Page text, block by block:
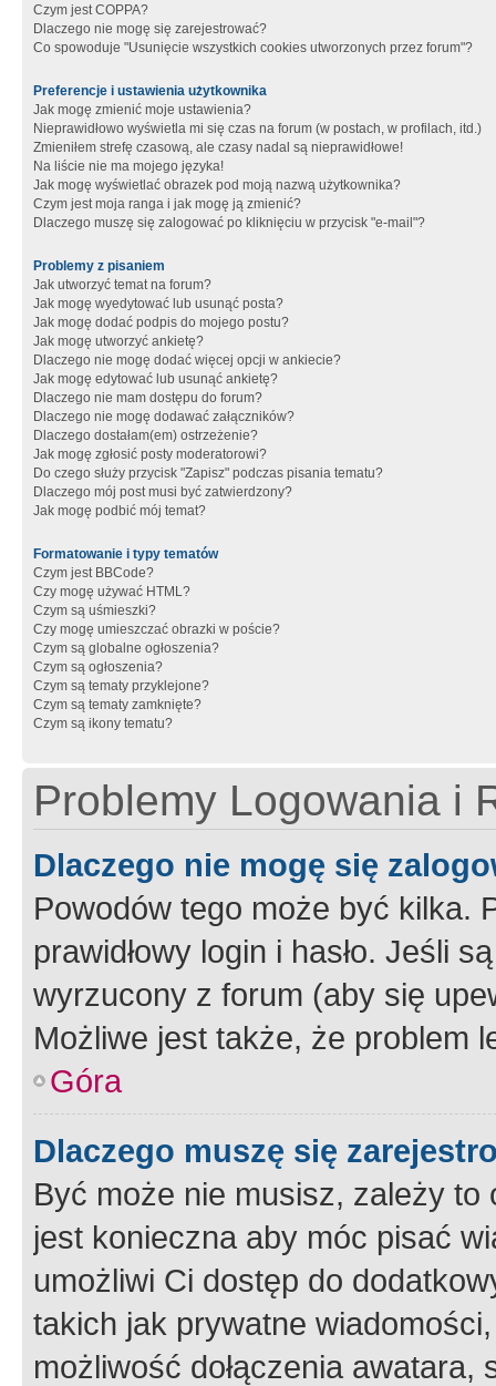
Czym jest COPPA?
Dlaczego nie mogę się zarejestrować?
Co spowoduje "Usunięcie wszystkich cookies utworzonych przez forum"?
Preferencje i ustawienia użytkownika
Jak mogę zmienić moje ustawienia?
Nieprawidłowo wyświetla mi się czas na forum (w postach, w profilach, itd.)
Zmieniłem strefę czasową, ale czasy nadal są nieprawidłowe!
Na liście nie ma mojego języka!
Jak mogę wyświetlać obrazek pod moją nazwą użytkownika?
Czym jest moja ranga i jak mogę ją zmienić?
Dlaczego muszę się zalogować po kliknięciu w przycisk "e-mail"?
Problemy z pisaniem
Jak utworzyć temat na forum?
Jak mogę wyedytować lub usunąć posta?
Jak mogę dodać podpis do mojego postu?
Jak mogę utworzyć ankietę?
Dlaczego nie mogę dodać więcej opcji w ankiecie?
Jak mogę edytować lub usunąć ankietę?
Dlaczego nie mam dostępu do forum?
Dlaczego nie mogę dodawać załączników?
Dlaczego dostałam(em) ostrzeżenie?
Jak mogę zgłosić posty moderatorowi?
Do czego służy przycisk "Zapisz" podczas pisania tematu?
Dlaczego mój post musi być zatwierdzony?
Jak mogę podbić mój temat?
Formatowanie i typy tematów
Czym jest BBCode?
Czy mogę używać HTML?
Czym są uśmieszki?
Czy mogę umieszczać obrazki w poście?
Czym są globalne ogłoszenia?
Czym są ogłoszenia?
Czym są tematy przyklejone?
Czym są tematy zamknięte?
Czym są ikony tematu?
Problemy Logowania i
Dlaczego nie mogę się
Powodów tego może być kilka.
prawidłowy login i hasło. Jeśli
wyrzucony z forum (aby się
Możliwe jest także, że problem
Góra
Dlaczego muszę się
Być może nie musisz, zależy
jest konieczna aby móc pisać
umożliwi Ci dostęp do
takich jak prywatne
możliwość dołączenia